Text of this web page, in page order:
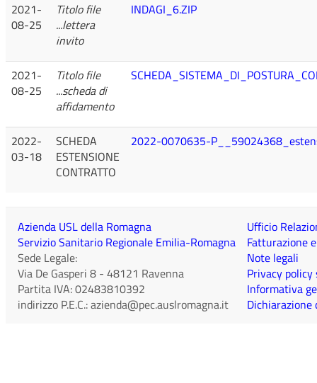
2021-
08-25
Titolo file
...lettera
invito
INDAGI_6.ZIP
2021-
08-25
Titolo file
...scheda di
affidamento
2022-
03-18
SCHEDA
ESTENSIONE
CONTRATTO
2022-0070635-
Azienda USL della Romagna
Servizio Sanitario Regionale Emilia-Romagna
Sede Legale:
Via De Gasperi 8 - 48121 Ravenna
Partita IVA:02483810392
indirizzo P.E.C.:azienda@pec.auslromagna.it
Ufficio
Fatturazione
Note legali
Privacy
Informativa
Dichiarazione